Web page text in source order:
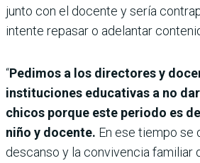
junto con el docente y sería
intente repasar o adelantar
“Pedimos a los directores y
instituciones educativas a no
chicos porque este periodo es
niño y docente. En ese tiempo se
descanso y la convivencia familiar